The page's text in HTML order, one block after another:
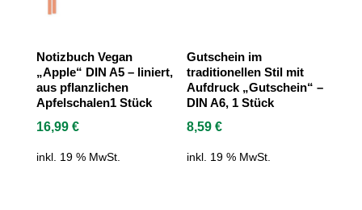
Notizbuch Vegan
„Apple“ DIN A5 – liniert,
aus pflanzlichen
Apfelschalen1 Stück
16,99 €
inkl. 19 % MwSt.
Gutschein im
traditionellen Stil mit
Aufdruck „Gutschein“ –
DIN A6, 1 Stück
8,59€
inkl. 19 % MwSt.